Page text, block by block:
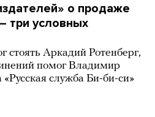
о продаже
три условных
стоять Аркадий Ротенберг,
помог Владимир
служба Би-би-си»